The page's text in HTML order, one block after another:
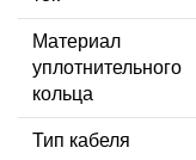
Материал
уплотнительного
кольца
Тип кабеля